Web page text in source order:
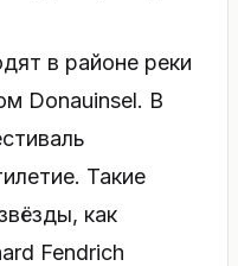
в районе реки
Donauinsel. В
Такие
как
Fendrich